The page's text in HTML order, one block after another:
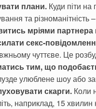
плани. Куди піти
та
мріями
секс-
чуттєве. Це
тим, що
улюблене шоу або
скарги. Коли
наприклад, 15